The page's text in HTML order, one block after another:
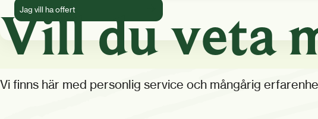
Jag vill ha offert
Vill du veta
Vi finns här med personlig service och mångårig